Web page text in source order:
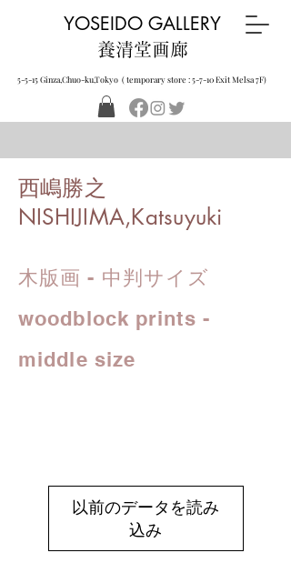
YOSEIDO GALLERY
養清堂画廊
5-5-15 Ginza,Chuo-ku,Tokyo ( temporary store : 5-7-10 Exit Melsa 7F)
西嶋勝之
NISHIJIMA,Katsuyuki
木版画 - 中判サイズ
woodblock prints -
middle size
以前のデータを読み
込み